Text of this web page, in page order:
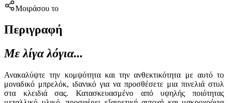
Μοιράσου το
Περιγραφή
Με λίγα λόγια...
Ανακαλύψτε την κομψότητα και την ανθεκτικότητα με αυτό το
μοναδικό μπρελόκ, ιδανικό για να προσθέσετε μια πινελιά στυλ
στα κλειδιά σας. Κατασκευασμένο από υψηλής ποιότητας